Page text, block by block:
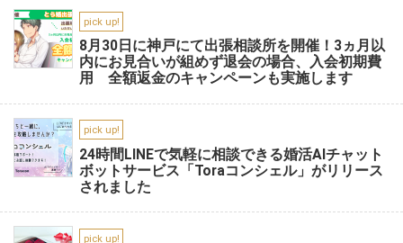
pick up!
8月30日に神戸にて出張相談所を開催！3ヵ月以
内にお見合いが組めず退会の場合、入会初期費
用 全額返金のキャンペーンも実施します
pick up!
24時間LINEで気軽に相談できる婚活AIチャット
ボットサービス「Toraコンシェル」がリリース
されました
pick up!